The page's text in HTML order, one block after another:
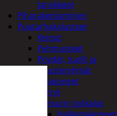
tarvikkeet
Piharakentaminen
Puutarhakalusteet
Keinut
Pehmusteet
Pöydät, tuolit ja
kalusteryhmät
Puutarhakoneet
Kärryt
Metsurin työkalut